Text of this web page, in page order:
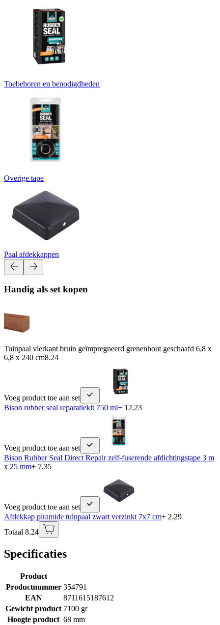
Toebehoren en benodigdheden
Overige tape
Paal afdekkappen
Handig als set kopen
Tuinpaal vierkant bruin geïmpregneerd grenenhout geschaafd 6,8 x
6,8 x 240 cm8.24
Voeg product toe aan set
Bison rubber seal reparatiekit 750 ml+ 12.23
Voeg product toe aan set
Bison Rubber Seal Direct Repair zelf-fuserende afdichtingstape 3 m
x 25 mm+ 7.35
Voeg product toe aan set
Afdekkap piramide tuinpaal zwart verzinkt 7x7 cm+ 2.29
Totaal 8.24
Specificaties
Product
Productnummer 354791
EAN
8711615187612
Gewicht product 7100 gr
Hoogte product 68 mm